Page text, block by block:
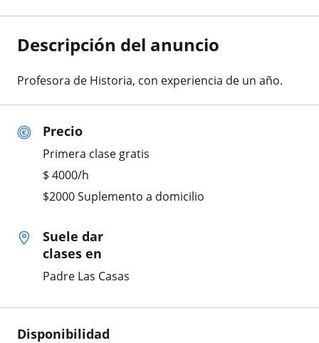
Precio
Primera clase gratis
$ 4000/h
$2000 Suplemento a domicilio
Suele dar
clases en
Padre Las Casas
Disponibilidad
Descripción del anuncio
Profesora de Historia, con experiencia de un año.